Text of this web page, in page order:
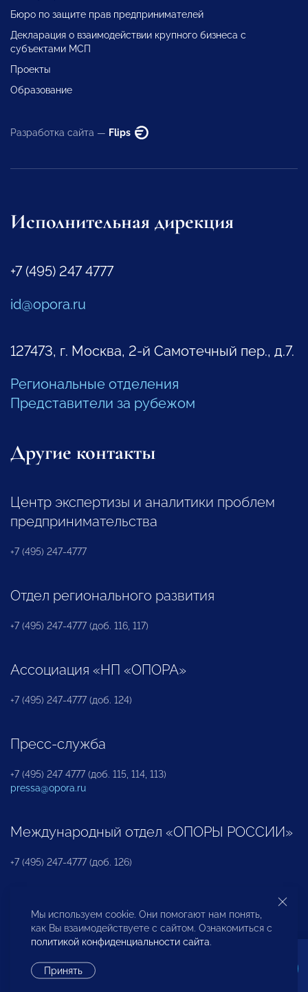
Бюро по защите прав предпринимателей
Декларация о взаимодействии крупного бизнеса с
субъектами МСП
Проекты
Образование
Разработка сайта — Flips
Исполнительная дирекция
+7 (495) 247 4777
id@opora.ru
127473, г. Москва, 2-й Самотечный пер., д.7.
Региональные отделения
Представители за рубежом
Другие контакты
Центр экспертизы и аналитики проблем
предпринимательства
+7 (495) 247-4777
Отдел регионального развития
+7 (495) 247-4777 (доб. 116, 117)
Ассоциация «НП «ОПОРА»
+7 (495) 247-4777 (доб. 124)
Пресс-служба
+7 (495) 247 4777 (доб. 115, 114, 113)
pressa@opora.ru
Международный отдел «ОПОРЫ РОССИИ»
+7 (495) 247-4777 (доб. 126)
Бюро по защите прав предпринимателей и
инвесторов
Мы используем cookie. Они помогают нам понять,
как Вы взаимодействуете с сайтом. Ознакомиться с
политикой конфиденциальности сайта.
Принять